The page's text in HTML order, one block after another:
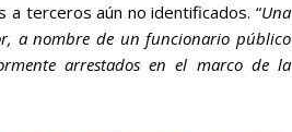
terceros aún no identificados. “Una
a nombre de un funcionario público
arrestados en el marco de la